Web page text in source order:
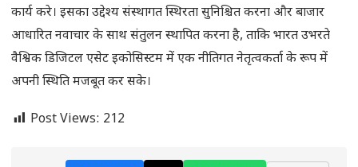
कार्य करे। इसका उद्देश्य संस्थागत स्थिरता सुनिश्चित करना और बाजार
आधारित नवाचार के साथ संतुलन स्थापित करना है, ताकि भारत उभरते
वैश्विक डिजिटल एसेट इकोसिस्टम में एक नीतिगत नेतृत्वकर्ता के रूप में
अपनी स्थिति मजबूत कर सके।
Post Views: 212